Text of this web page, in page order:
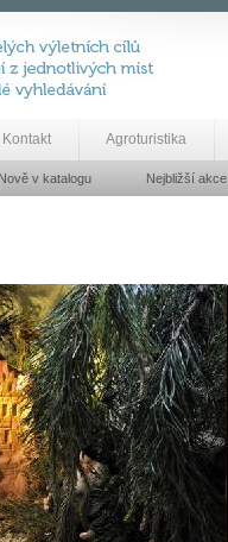
Kontakt Agroturistika
Nově v katalogu Nejbližší akce